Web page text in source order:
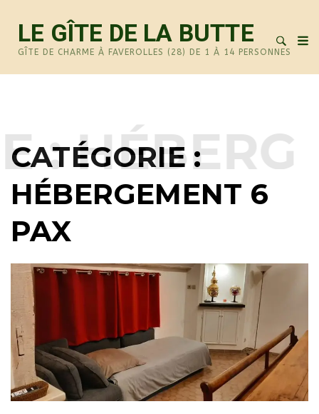
LE GÎTE DE LA BUTTE
GÎTE DE CHARME À FAVEROLLES (28) DE 1 À 14 PERSONNES
CATÉGORIE :
HÉBERGEMENT 6
PAX
: